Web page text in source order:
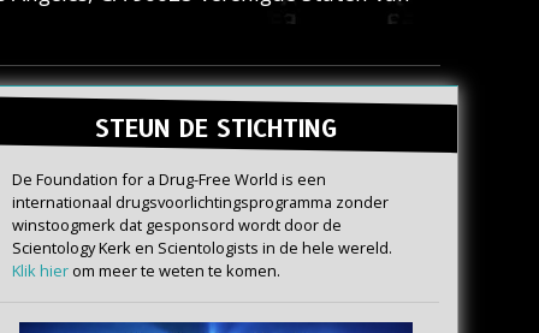
STEUN DE STICHTING
De Foundation for a Drug-Free World is een
internationaal drugs­voorlichtings­programma zonder
winstoogmerk dat gesponsord wordt door de
Scientology Kerk en Scientologists in de hele wereld.
Klik hierom meer te weten te komen.